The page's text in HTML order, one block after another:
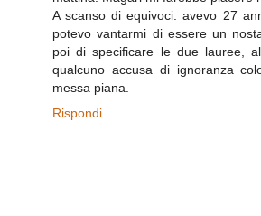
A scanso di equivoci: avevo 27
potevo vantarmi di essere un
poi di specificare le due lauree,
qualcuno accusa di ignoranza
messa piana.
Rispondi